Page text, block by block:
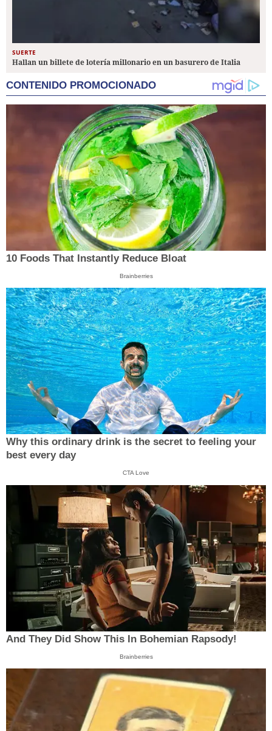
SUERTE
Hallan un billete de lotería millonario en un basurero de Italia
CONTENIDO PROMOCIONADO
10 Foods That Instantly Reduce Bloat
Brainberries
Why this ordinary drink is the secret to feeling your
best every day
CTA Love
And They Did Show This In Bohemian Rapsody!
Brainberries